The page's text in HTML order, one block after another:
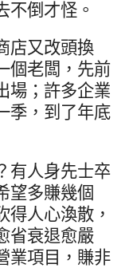
不倒才怪。
店又改頭換
個老闆，先前
場；許多企業
季，到了年底
有人身先士卒
望多賺幾個
得人心渙散，
省衰退愈嚴
業項目，賺非